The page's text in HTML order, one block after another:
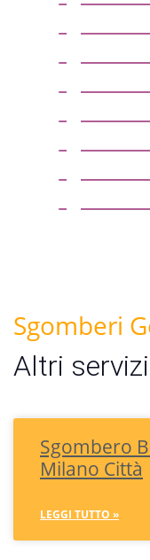
Sgomberi
Altri servizi
Sgombero
Milano Città
LEGGI TUTTO »